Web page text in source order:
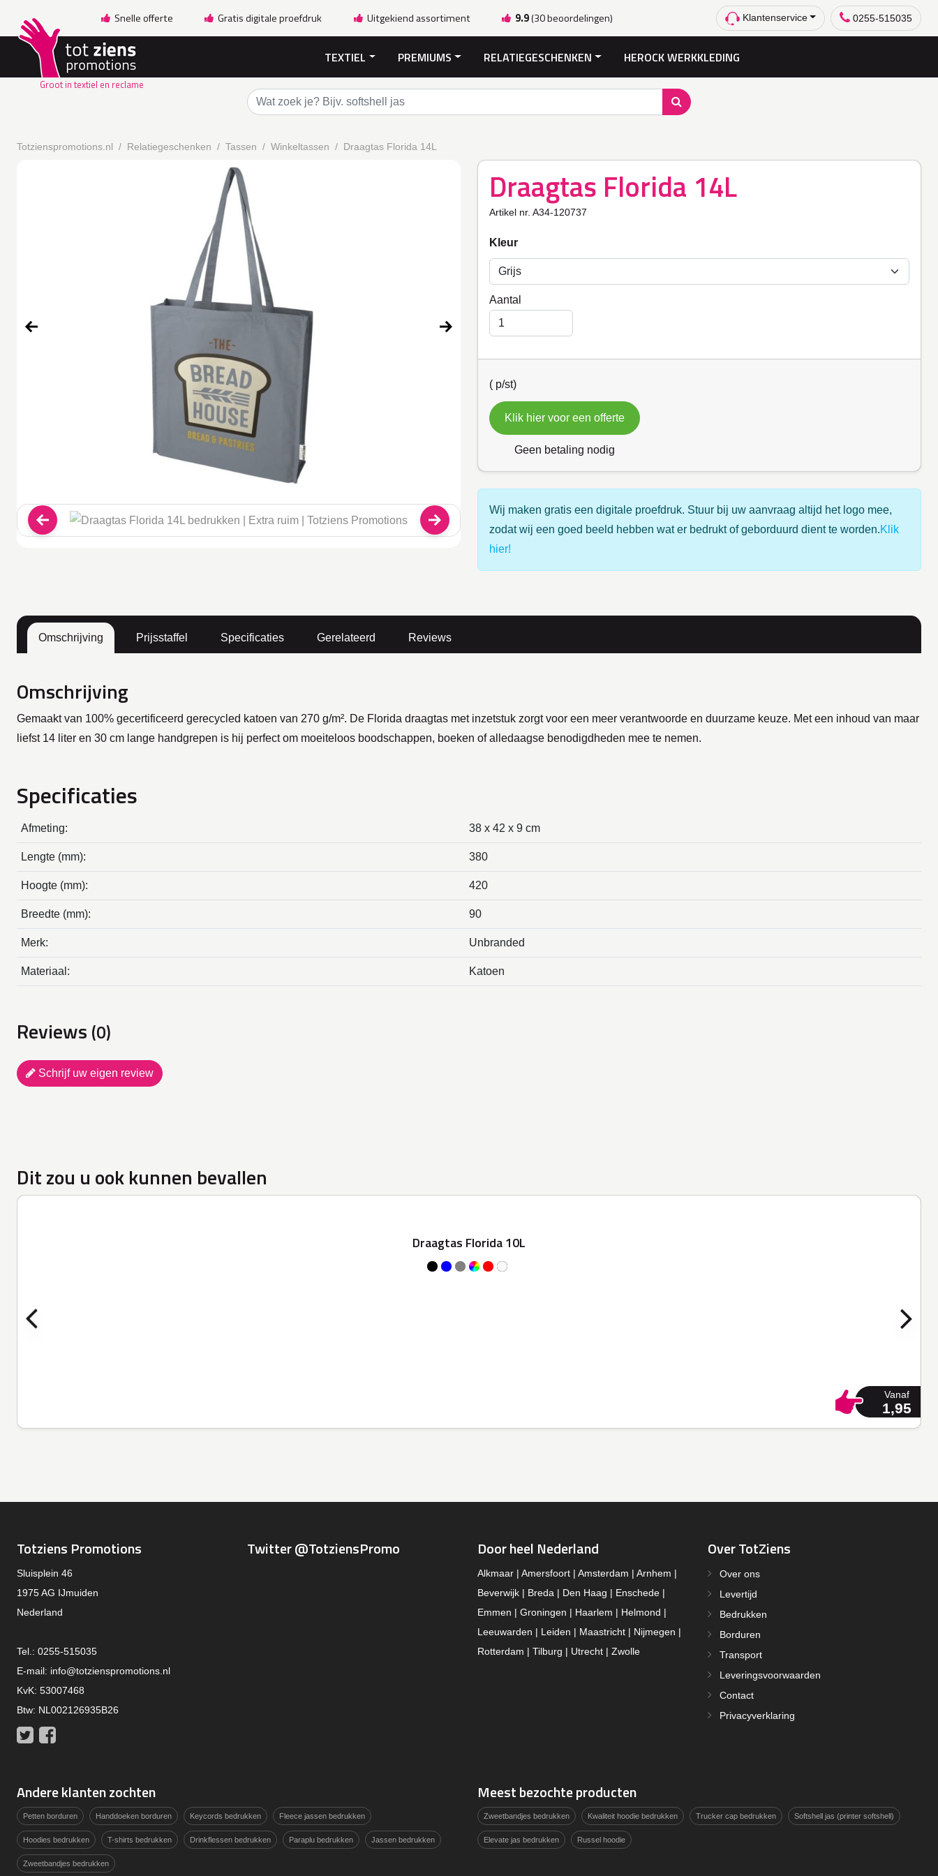
Snelle offerte Gratis digitale proefdruk Uitgekiend assortiment 9.9(30 beoordelingen) Klantenservice 0255-515035
Groot in textiel en reclame
TEXTIEL PREMIUMS RELATIEGESCHENKEN HEROCK WERKKLEDING
Totzienspromotions.nl Relatiegeschenken Tassen Winkeltassen Draagtas Florida 14L
Draagtas Florida 14L
Artikel nr. A34-120737
Kleur
Aantal
( p/st)
Klik hier voor een offerte
Geen betaling nodig
Wij maken gratis een digitale proefdruk. Stuur bij uw aanvraag altijd het logo mee,
zodat wij een goed beeld hebben wat er bedrukt of geborduurd dient te worden.Klik
hier!
Omschrijving Prijsstaffel Specificaties Gerelateerd Reviews
Omschrijving
Gemaakt van 100% gecertificeerd gerecycled katoen van 270 g/m². De Florida draagtas met inzetstuk zorgt voor een meer verantwoorde en duurzame keuze. Met een inhoud van maar
liefst 14 liter en 30 cm lange handgrepen is hij perfect om moeiteloos boodschappen, boeken of alledaagse benodigdheden mee te nemen.
Specificaties
Afmeting: 38 x 42 x 9 cm
Lengte (mm): 380
Hoogte (mm): 420
Breedte (mm): 90
Merk: Unbranded
Materiaal: Katoen
Reviews (0)
Schrijf uw eigen review
Dit zou u ook kunnen bevallen
Draagtas Florida 10L
Vanaf
1,95
Totziens Promotions
Sluisplein 46
1975 AG IJmuiden
Nederland
Tel.: 0255-515035
E-mail: info@totzienspromotions.nl
KvK: 53007468
Btw: NL002126935B26
Twitter
Twitter @TotziensPromo Door heel Nederland
Alkmaar | Amersfoort | Amsterdam | Arnhem |
Beverwijk | Breda | Den Haag | Enschede |
Emmen | Groningen | Haarlem | Helmond |
Leeuwarden | Leiden | Maastricht | Nijmegen |
Rotterdam | Tilburg | Utrecht | Zwolle
Over TotZiens
Over ons
Levertijd
Bedrukken
Borduren
Transport
Leveringsvoorwaarden
Contact
Privacyverklaring
Andere klanten zochten
Petten borduren Handdoeken borduren Keycords bedrukken Fleece jassen bedrukken
Hoodies bedrukken T-shirts bedrukken Drinkflessen bedrukken Paraplu bedrukken Jassen bedrukken
Zweetbandjes bedrukken
Meest bezochte producten
Zweetbandjes bedrukken Kwaliteit hoodie bedrukken Trucker cap bedrukken Softshell jas (printer softshell)
Elevate jas bedrukken Russel hoodie